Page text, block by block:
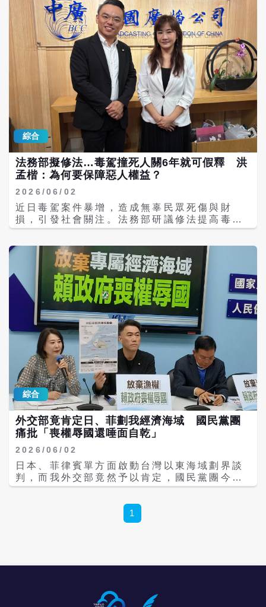
代表每天與風浪搏鬥、靠海生活的漁民。漁民
關心的是明天還能不能出海，關心子孫未來是
否還有漁場可以耕耘。守護漁場，就是守護台
灣的海洋命脈。呼籲賴政府莫讓海洋主權沉
默，莫讓漁民權益缺席，更莫讓下一代漁民失
去航向大海的希望。
在談判桌上。」林沛祥痛批，外交部一開始說
我們不會受到影響，現在日本卻這樣回應，所
以到底是外交部誤判情勢，還是根本沒有掌握
狀況？ 許宇甄表示，國民黨團要嚴厲指責林佳
龍昨天極其軟弱的發言。林佳龍沾沾自喜說台
菲、台日有相關漁業協定，但台菲漁業協定只
是框架，沒有實質內容；而台日漁業協議僅限
於小部分特定海域，換言之所謂的協定對我方
根本沒有完整保障。 許宇甄表示，國民黨團3
點訴求：第一，外交部必須立即提出聲明，重
申中華民國在相關海域的主權及專屬經濟海域
的權利，絕不接受任何將台灣排除在外的黑箱
談判結果；第二，政府必須立刻啟動與日、菲
兩國的多邊海洋邊界協商，捍衛 台灣在重疊海
域的法律地位；第三，海巡署必須立刻實施護
漁專案，在南方、東方海域加強巡邏，用實力
告訴全世界：台灣的漁場在哪，我們自己守
護；漁民在哪，海巡就在哪。 羅智強大酸，台
灣的水母外交（亦即又軟又無腦），現在已經
務卿布林肯之語：「在國際體系中，如果你不
在餐桌上，就可能會在菜單上」，真真切切就
是台灣目前處境。標的就在台灣東部外海，上
餐桌的卻是日本跟菲律賓。至於外交部說的台
菲漁業協定、台日漁業協議，大家可記得這兩
個協定是馬英九任內簽訂的？為何現在賴政府
甚麼事都做不了？ 黃建賓表示，民進黨政府根
本是「滿朝文武、裝瘋賣傻」，都是一群奴顏
卑屈之徒。民進黨一直在喊抗中，請問保台了
嗎？是抗中賣台！來自台東的他表示，漁民跟
他說，日菲劃設經濟海域，賴政府說做得好，
因為日菲是要對抗中國大陸的軍事擴張。但此
事跟中國大陸有何關係？然而日、菲劃界完之
後，卻跟台灣漁民有絕對的關係，這讓漁民非
常恐懼擔憂。
普政府的反撲，企圖重建關稅壁壘；賴政府和
美國談判談得不好還沾沾自喜，更加速台灣半
導體產業外移美國，自毀「矽盾」。 楊永明質
疑，台灣的強迫勞動在哪裡？我們有童工問題
嗎？美國只是想要找一個理由，讓關稅大刀再
度出鞘。美國現在拿著石頭亂扔，但民進黨政
府也不給力，明明腫了一個大包，對於談判結
果還沾沾自喜，說沒有比其他國家嚴重。楊永
明也抨擊賴政府，承諾大投資換取低關稅，鼓
勵半導體產業快速往美國外移，等到台積電變
成美積電，就會後悔莫及。 此外，日本與菲律
賓近期啟動劃分兩國專屬經濟海域及大陸礁層
談判，涉及台灣東部海域卻排除台灣，外交部
第一時間還給予肯定，引起社會輿論譁然。楊
永明痛批，外交部完全失去自己的立場，嚴重
「不可思議、喪權辱國！」 楊永明指出，美國
不太希望區域問題產生衝突，川普針對台獨講
出了「新三不」：反對台獨，不會為台獨而
說沒有台獨問題，這就日本跟菲律賓覺得需要
在台灣東部海岸找一個新的爭議點，也就是交
疊的專屬經濟海域區，日、菲覺得「管他台灣
怎麼講，反正台灣跟我們沒有邦交，我們不用
跟台灣討論」。 日菲海域劃界：想將台灣東部
製造成新事端 至於外交部3日聲稱，已指示台
灣駐日本代表處及駐菲律賓代表處，分別向兩
國政府確認，日、菲未來相關協議談判過程及
結果，均不會影響台灣依《國際法》及《海洋
法》所享有的主權權利。對此楊永明直言，派
人去駐地的使館理解？「理解個X啊！誰給你
接待了？誰跟你講說不會影響到我們的權益？
完全就是騙我們台灣人。」 楊永明指出，第
一，民進黨政府應該說，請日、菲來跟我們
談，不管有沒有邦交關係；第二，日、菲如果
不跟我們談，我們就否決、反對日、菲一切作
為；第三，民進黨政府應該說，台灣會強力派
遣海巡署在我方海域執法，而且會進一步主張
該海域大陸礁層海床及底土部分是台灣領土延
伸，是自然延伸原則，這才能真正保障台灣的
權益。楊永明也說，如果哪一天在我國經濟海
間就派出海警船「執法巡查」，反制日菲兩國
海警船來我經濟海域，第三又說日、菲相關協
因為怎麼可能不影響到我國權益？ 楊永明示
警，日、菲就是吃定了台灣，這是一個未來可
綜合
法務部擬修法…毒駕撞死人關6年就可假釋 洪
孟楷：為何要保障惡人權益？
2026/06/02
近日毒駕案件暴增，造成無辜民眾死傷與財
損，引發社會關注。法務部研議修法提高毒駕
刑責，毒駕致死最重可處12年、併科300萬元
行政院長卓榮泰日前說「我震怒、我要求法務
部修法」，結果拿出來的方案是毒蟲駕車撞死
一個人最高處12年，以現在的假釋條例，關6
年之後就可以申請假釋出來了，真的沒有任何
嚇阻效果。他痛批：為何要保障極端惡劣犯罪
分子的人權？ 洪孟楷今日接受中廣新聞網《千
秋萬事》主持人王淺秋專訪，他直言，吸毒已
經是違法，之後還駕車是錯上加錯，毒駕變成
不定時炸彈。今年1到4月根據警政署資料，警
方擴大臨檢，一個晚上抓到100件毒駕，這是
非常離譜的事情，土城分局清水派出所所長劉
宗鑫攔檢毒蟲，結果被衝撞殉職，洪孟楷感嘆
「這還是台灣嗎？」 此前洪孟楷提案鞭刑打擊
詐騙及性侵虐童犯罪，他強調，重點不是要處
罰，而是嚇阻犯罪，如果真的敢犯罪，會付出
非常高的犯罪成本，一般理性的正常人可能在
犯罪之前多想一下，不要去犯這個罪，因為犯
人，99.9％都是奉公守法，為什麼一定要保障
0.1％極端惡劣犯罪分子的人權？ 洪孟楷指
件詐騙案，單月詐騙金額高達50億、60億元，
預估2026年底，全台灣會被騙至少600億以
的時候，民進黨的態度是左右搖擺的。 外界質
政府就是可以違法不副署，不副署就可以不執
綜合
外交部竟肯定日、菲劃我經濟海域 國民黨團
痛批「喪權辱國還唾面自乾」
2026/06/02
日本、菲律賓單方面啟動台灣以東海域劃界談
判，而我外交部竟然予以肯定，國民黨團今天
（2日）召開記者會痛批民進黨喪權辱國，賴
國大陸嗆聲，碰到日本就跪了，現在我們更連
菲律賓都不敢指責，甚至唾面自乾說肯定日菲
月28日日、菲突然宣布將啟動專屬經濟海域及
1